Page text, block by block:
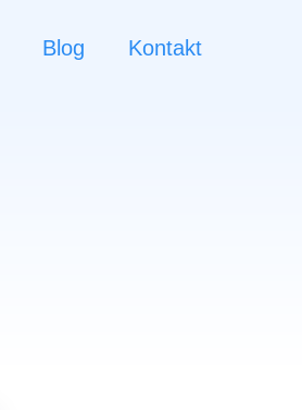
Blog Kontakt